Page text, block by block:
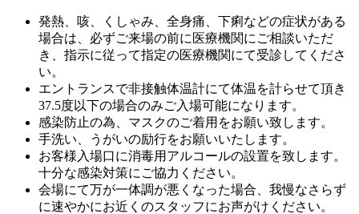
発熱、咳、くしゃみ、全身痛、下痢などの症状がある
場合は、必ずご来場の前に医療機関にご相談いただ
き、指示に従って指定の医療機関にて受診してくださ
い。
エントランスで非接触体温計にて体温を計らせて頂き
37.5度以下の場合のみご入場可能になります。
感染防止の為、マスクのご着用をお願い致します。
手洗い、うがいの励行をお願いいたします。
お客様入場口に消毒用アルコールの設置を致します。
十分な感染対策にご協力ください。
会場にて万が一体調が悪くなった場合、我慢なさらず
に速やかにお近くのスタッフにお声がけください。